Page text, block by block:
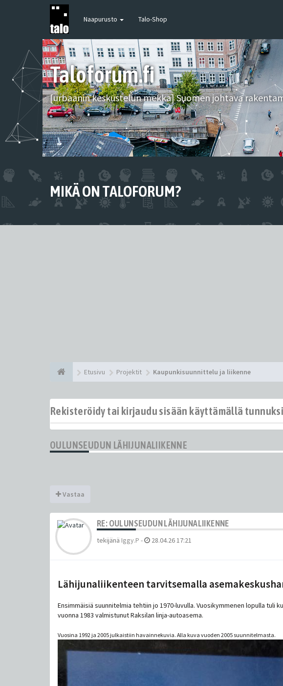
Naapurusto Talo-Shop
Taloforum.fi
[urbaanin keskustelun mekka] Suomen johtava
MIKÄ ON TALOFORUM?
Etusivu Projektit Kaupunkisuunnittelu ja liikenne
Rekisteröidy tai kirjaudu sisään käyttämällä
OULUNSEUDUN LÄHIJUNALIIKENNE
Vastaa
RE: OULUNSEUDUN LÄHIJUNALIIKENNE
tekijänä Iggy.P - 28.04.26 17:21
Lähijunaliikenteen tarvitsemalla
Ensimmäisiä suunnitelmia tehtiin jo 1970-luvulla. Vuosikymmenen lopulla
vuonna 1983 valmistunut Raksilan linja-autoasema.
Vuosina 1992 ja 2005 julkaistiin havainnekuvia. Alla kuva vuoden 2005 suunnitelmasta.